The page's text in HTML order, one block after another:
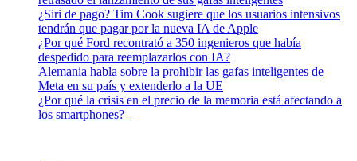
¿Siri de pago? Tim Cook sugiere que los usuarios intensivos
tendrán que pagar por la nueva IA de Apple
¿Por qué Ford recontrató a 350 ingenieros que había
despedido para reemplazarlos con IA?
Alemania habla sobre la prohibir las gafas inteligentes de
Meta en su país y extenderlo a la UE
¿Por qué la crisis en el precio de la memoria está afectando a
los smartphones?